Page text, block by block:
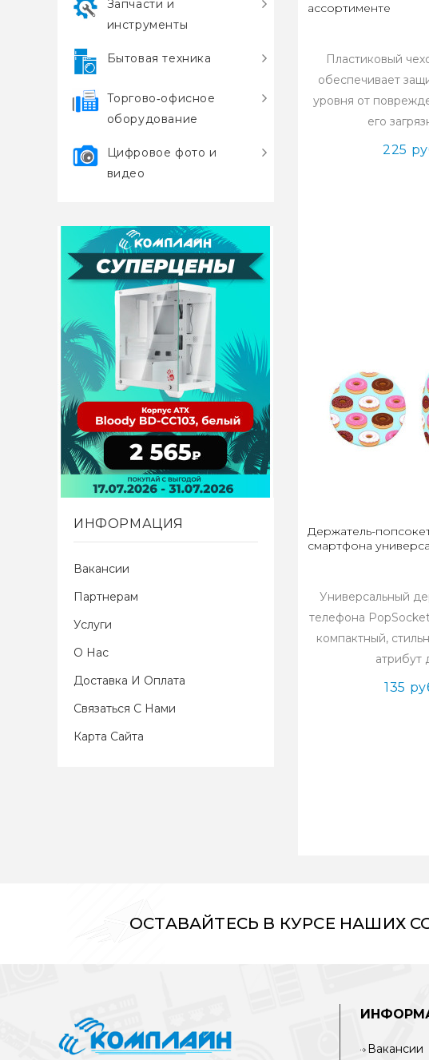
Запчасти и
инструменты
Бытовая техника
Торгово‑офисное
оборудование
Цифровое фото и
видео
ИНФОРМАЦИЯ
Вакансии
Партнерам
Услуги
О Нас
Доставка И Оплата
Связаться С Нами
Карта Сайта
ассортименте
Пластиковый
обеспечивает
уровня от
его
225
Держатель-
смартфона
Универсальный
телефона
компактный,
атрибут
135
ОСТАВАЙТЕСЬ В КУРСЕ НАШИХ
Вакансии